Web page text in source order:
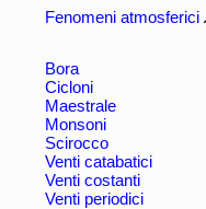
Fenomeni atmosferici
Bora
Cicloni
Maestrale
Monsoni
Scirocco
Venti catabatici
Venti costanti
Venti periodici